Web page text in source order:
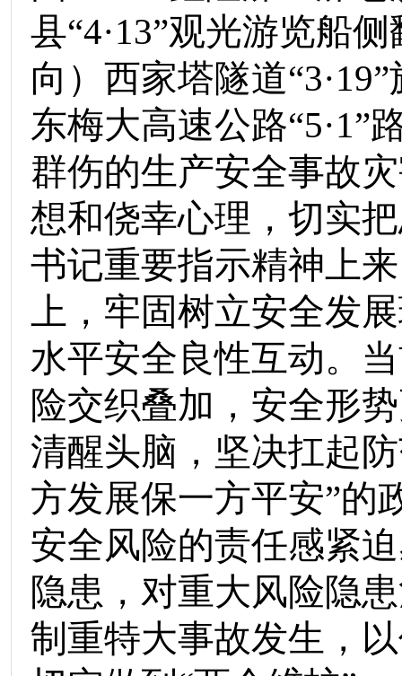
县“4·13”观光游览船
向）西家塔隧道“3·19
东梅大高速公路“5·1”
群伤的生产安全事故
想和侥幸心理，切实
书记重要指示精神上
上，牢固树立安全发
水平安全良性互动。
险交织叠加，安全形
清醒头脑，坚决扛起
方发展保一方平安”的
安全风险的责任感紧
隐患，对重大风险隐
制重特大事故发生，